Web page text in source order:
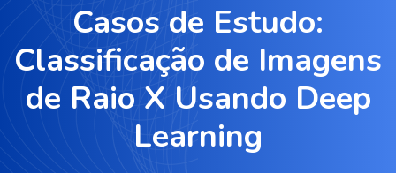
Casos de Estudo:
Classificação de Imagens
de Raio X Usando Deep
Learning